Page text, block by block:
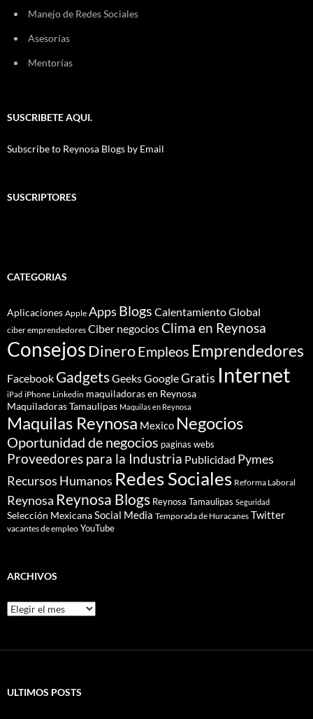
Manejo de Redes Sociales
Asesorías
Mentorías
SUSCRIBETE AQUI.
Subscribe to Reynosa Blogs by Email
SUSCRIPTORES
CATEGORIAS
Aplicaciones Apple Apps Blogs Calentamiento Global
ciber emprendedores Ciber negociosClima en Reynosa
ConsejosDineroEmpleos Emprendedores
Facebook GadgetsGeeksGoogleGratis Internet
iPad iPhone Linkedin maquiladoras en Reynosa
Maquiladoras Tamaulipas Maquilas en Reynosa
Maquilas Reynosa Mexico Negocios
Oportunidad de negocios paginas webs
Proveedores para la Industria Publicidad Pymes
Recursos Humanos Redes Sociales Reforma Laboral
Reynosa Reynosa Blogs Reynosa Tamaulipas Seguridad
Selección MexicanaSocial Media Temporada de Huracanes Twitter
vacantes de empleo YouTube
ARCHIVOS
Archivos
ULTIMOS POSTS